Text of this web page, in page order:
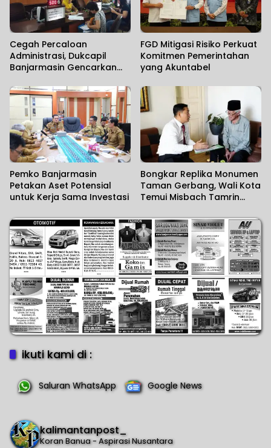
Cegah Percaloan
Administrasi, Dukcapil
Banjarmasin Gencarkan
Berurusan kepada
Masyarakat
FGD Mitigasi Risiko Perkuat
Komitmen Pemerintahan
yang Akuntabel
Pemko Banjarmasin
Petakan Aset Potensial
untuk Kerja Sama Investasi
Bongkar Replika Monumen
Taman Gerbang, Wali Kota
Temui Misbach Tamrin
Maaf
ikuti kami di :
Saluran WhatsApp Google News
kalimantanpost_
Koran Banua - Aspirasi Nusantara